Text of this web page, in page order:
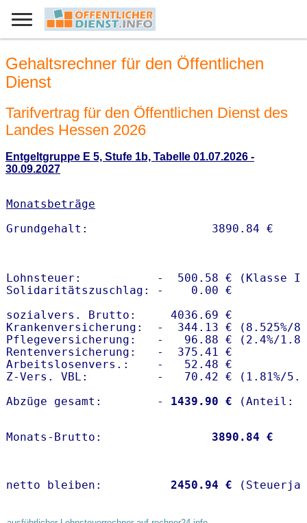
Gehaltsrechner für den Öffentlichen
Dienst
Tarifvertrag für den Öffentlichen Dienst des
Landes Hessen 2026
Entgeltgruppe E 5, Stufe 1b, Tabelle 01.07.2026 -
30.09.2027
Monatsbeträge
Lohnsteuer:           -  500.58 € (Klasse I)
Solidaritätszuschlag: -    0.00 €
sozialvers. Brutto:     4036.69 €
Krankenversicherung:  -  344.13 € (8.525%/
Pflegeversicherung:   -   96.88 € (2.4%/
Rentenversicherung:   -  375.41 €
Arbeitslosenvers.:    -   52.48 €
Z-Vers. VBL:          -   70.42 € ( 1.81%/
Abzüge gesamt:        -
1439.90 €
Monats-Brutto: 3890.84 €
netto bleiben: 2450.94 €